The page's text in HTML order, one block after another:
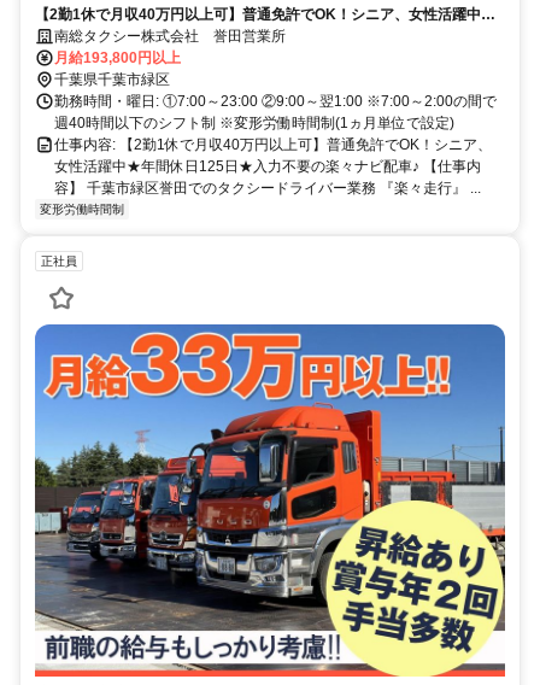
【2勤1休で月収40万円以上可】普通免許でOK！シニア、女性活躍中★
年間休日125日★入力不要の楽々ナビ配車♪
南総タクシー株式会社 誉田営業所
月給193,800円以上
千葉県千葉市緑区
勤務時間・曜日: ①7:00～23:00 ②9:00～翌1:00 ※7:00～2:00の間で
週40時間以下のシフト制 ※変形労働時間制(1ヵ月単位で設定)
仕事内容: 【2勤1休で月収40万円以上可】普通免許でOK！シニア、
女性活躍中★年間休日125日★入力不要の楽々ナビ配車♪ 【仕事内
容】 千葉市緑区誉田でのタクシードライバー業務 『楽々走行』 ...
変形労働時間制
正社員